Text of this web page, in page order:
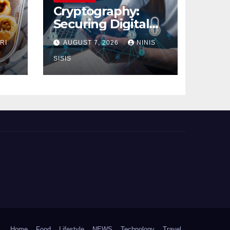
Cryptography:
Securing Digital
Communication
AUGUST 7, 2026 NINIS
SISIS